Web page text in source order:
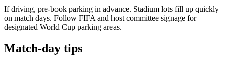
If driving, pre-book parking in advance. Stadium lots fill up quickly
on match days. Follow FIFA and host committee signage for
designated World Cup parking areas.
Match-day tips